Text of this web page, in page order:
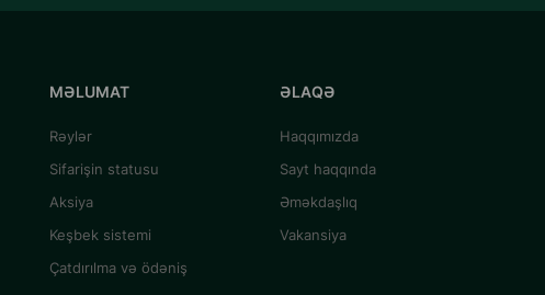
MƏLUMAT
Rəylər
Sifarişin statusu
Aksiya
Keşbek sistemi
Çatdırılma və ödəniş
ƏLAQƏ
Haqqımızda
Sayt haqqında
Əməkdaşlıq
Vakansiya